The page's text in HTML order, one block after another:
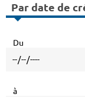
Par date de
Du
à